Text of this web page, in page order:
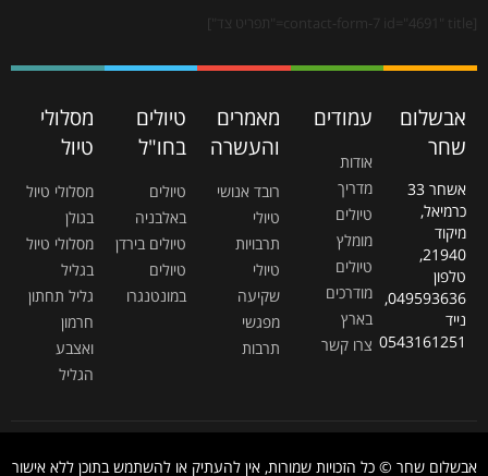
[contact-form-7 id="4691" title="תפריט צד"]
אבשלום
שחר
אשחר 33
כרמיאל,
מיקוד
21940,
טלפון
049593636,
נייד
0543161251
עמודים
אודות
מדריך
טיולים
מומלץ
טיולים
מודרכים
בארץ
צרו קשר
מאמרים
והעשרה
רובד אנושי
טיולי
תרבויות
טיולי
שקיעה
מפגשי
תרבות
טיולים
בחו"ל
טיולים
באלבניה
טיולים בירדן
טיולים
במונטנגרו
מסלולי
טיול
מסלולי טיול
בגולן
מסלולי טיול
בגליל
גליל תחתון
חרמון
ואצבע
הגליל
אבשלום שחר © כל הזכויות שמורות, אין להעתיק או להשתמש בתוכן ללא אישור